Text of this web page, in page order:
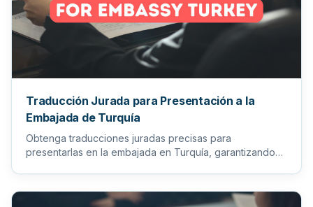
Traducción Jurada para Presentación a la
Embajada de Turquía
Obtenga traducciones juradas precisas para
presentarlas en la embajada en Turquía, garantizando